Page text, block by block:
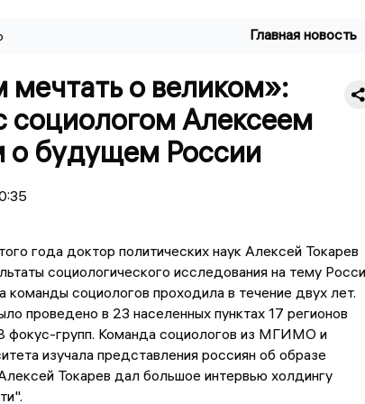
Главная новость
о великом»:
социологом Алексеем
о будущем России
года доктор политических наук Алексей Токарев
социологического исследования на тему
команды социологов проходила в течение двух лет.
проведено в 23 населенных пунктах 17 регионов
фокус-групп. Команда социологов из МГИМО и
изучала представления россиян об образе
Токарев дал большое интервью холдингу